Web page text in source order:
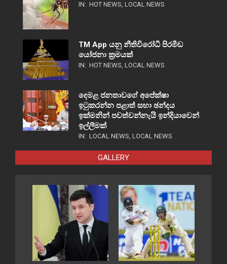
IN: HOT NEWS, LOCAL NEWS
TM App යනු නීතිවිරෝධී පිරමීඩ
යෝජනා ක්‍රමයක්
IN: HOT NEWS, LOCAL NEWS
දෙමළ ජනතාවගේ අපේක්ෂා
ඉටුකරන්න පළාත් සභා ඡන්දය
ඉක්මනින් පවත්වන්නැයි ඉන්දියාවෙන්
ඉල්ලීමක්
IN: LOCAL NEWS, LOCAL NEWS
GALLERY